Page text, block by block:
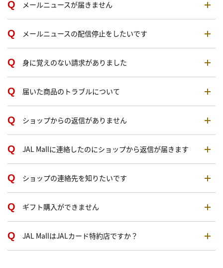
メールニュースが届きません
メールニュースの配信停止をしたいです
身に覚えのない請求がありました
届いた商品のトラブルについて
ショップからの返信がありません
JAL Mallに連絡したのにショップから返信が届きます
ショップの連絡先を知りたいです
ギフト購入ができません
JAL MallはJALカード特約店ですか？